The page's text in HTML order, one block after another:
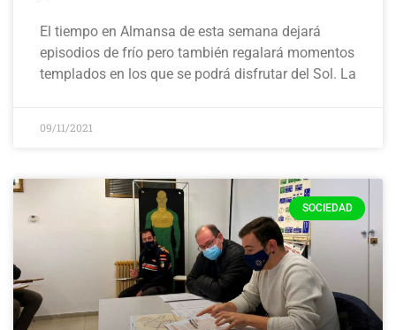
El tiempo en Almansa de esta semana dejará
episodios de frío pero también regalará momentos
templados en los que se podrá disfrutar del Sol. La
09/11/2021
SOCIEDAD